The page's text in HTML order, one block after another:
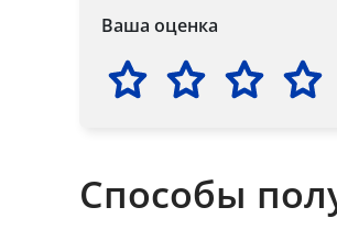
Ваша оценка
Способы